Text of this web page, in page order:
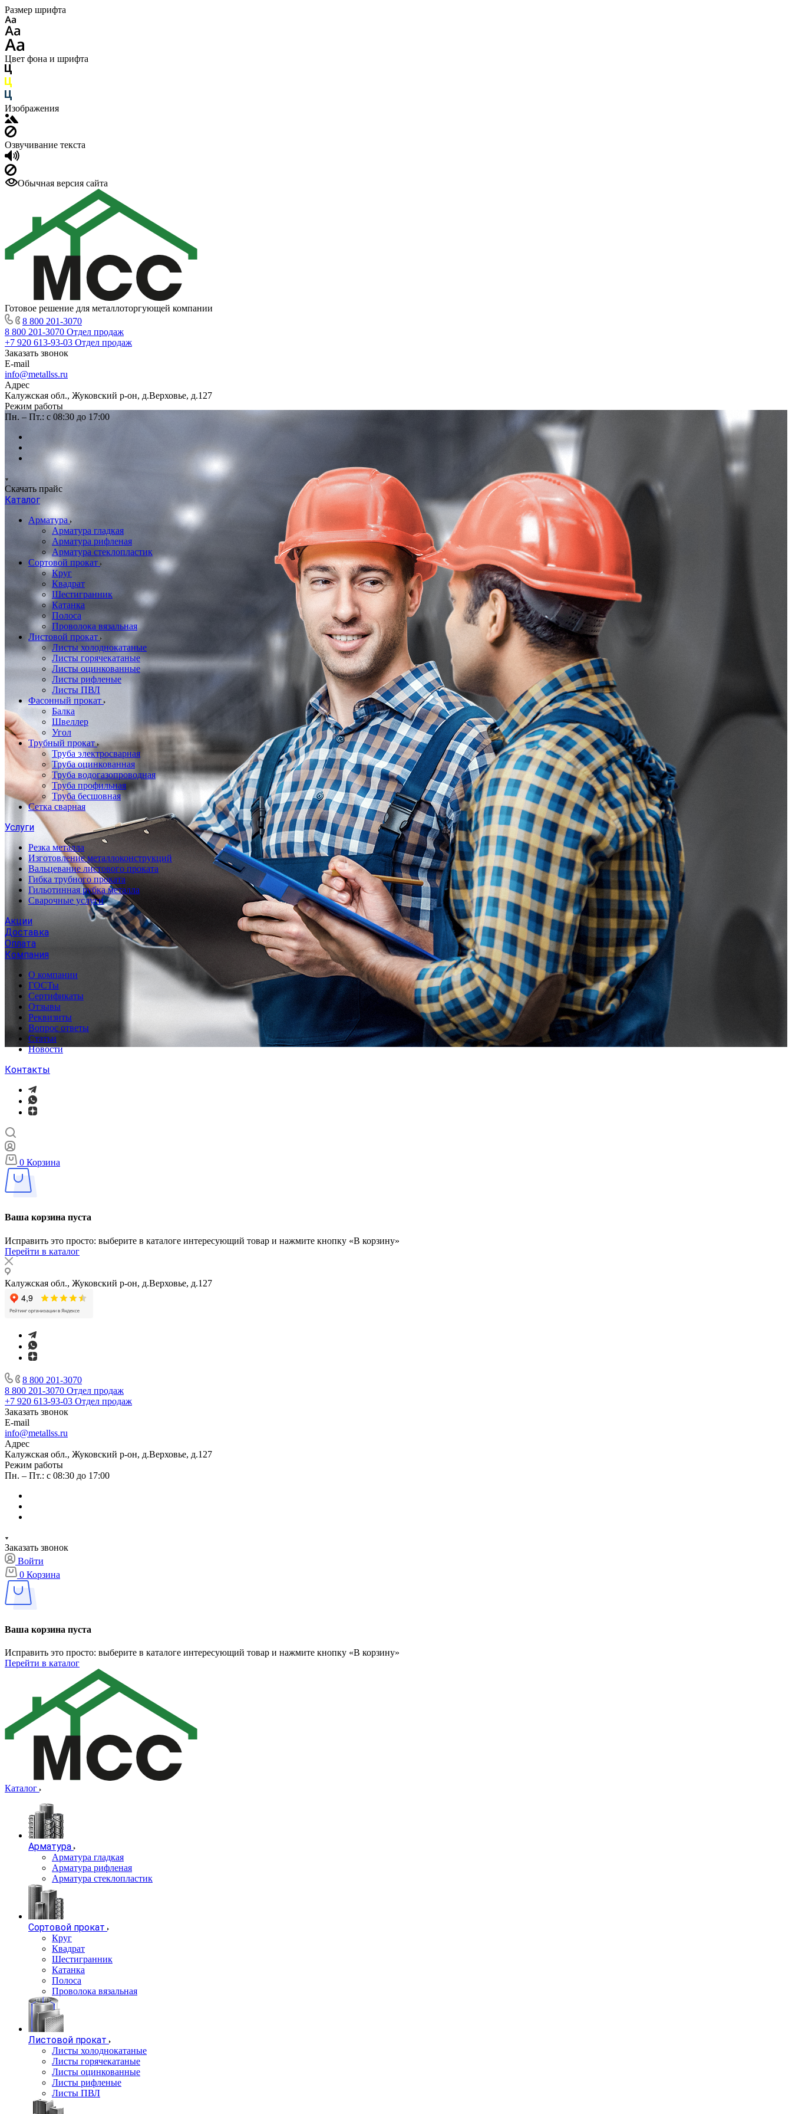
Размер шрифта
Цвет фона и шрифта
Изображения
Озвучивание текста
Обычная версия сайта
Готовое решение для металлоторгующей компании
8 800 201-3070
8 800 201-3070 Отдел продаж
+7 920 613-93-03 Отдел продаж
Заказать звонок
E-mail
info@metallss.ru
Адрес
Калужская обл., Жуковский р-он, д.Верховье, д.127
Режим работы
Пн. – Пт.: с 08:30 до 17:00
Скачать прайс
Каталог
Арматура
Арматура гладкая
Арматура рифленая
Арматура стеклопластик
Сортовой прокат
Круг
Квадрат
Шестигранник
Катанка
Полоса
Проволока вязальная
Листовой прокат
Листы холоднокатаные
Листы горячекатаные
Листы оцинкованные
Листы рифленые
Листы ПВЛ
Фасонный прокат
Балка
Швеллер
Угол
Трубный прокат
Труба электросварная
Труба оцинкованная
Труба водогазопроводная
Труба профильная
Труба бесшовная
Сетка сварная
Услуги
Резка металла
Изготовление металлоконструкций
Вальцевание листового проката
Гибка трубного проката
Гильотинная рубка металла
Сварочные услуги
Акции
Доставка
Оплата
Компания
О компании
ГОСТы
Сертификаты
Отзывы
Реквизиты
Вопрос ответы
Статьи
Новости
Контакты
0 Корзина
Ваша корзина пуста
Исправить это просто: выберите в каталоге интересующий товар и нажмите кнопку «В корзину»
Перейти в каталог
Калужская обл., Жуковский р-он, д.Верховье, д.127
8 800 201-3070
8 800 201-3070 Отдел продаж
+7 920 613-93-03 Отдел продаж
Заказать звонок
E-mail
info@metallss.ru
Адрес
Калужская обл., Жуковский р-он, д.Верховье, д.127
Режим работы
Пн. – Пт.: с 08:30 до 17:00
Заказать звонок
Войти
0 Корзина
Ваша корзина пуста
Исправить это просто: выберите в каталоге интересующий товар и нажмите кнопку «В корзину»
Перейти в каталог
Каталог
Арматура
Арматура гладкая
Арматура рифленая
Арматура стеклопластик
Сортовой прокат
Круг
Квадрат
Шестигранник
Катанка
Полоса
Проволока вязальная
Листовой прокат
Листы холоднокатаные
Листы горячекатаные
Листы оцинкованные
Листы рифленые
Листы ПВЛ